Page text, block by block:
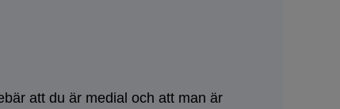
att du är medial och att man är